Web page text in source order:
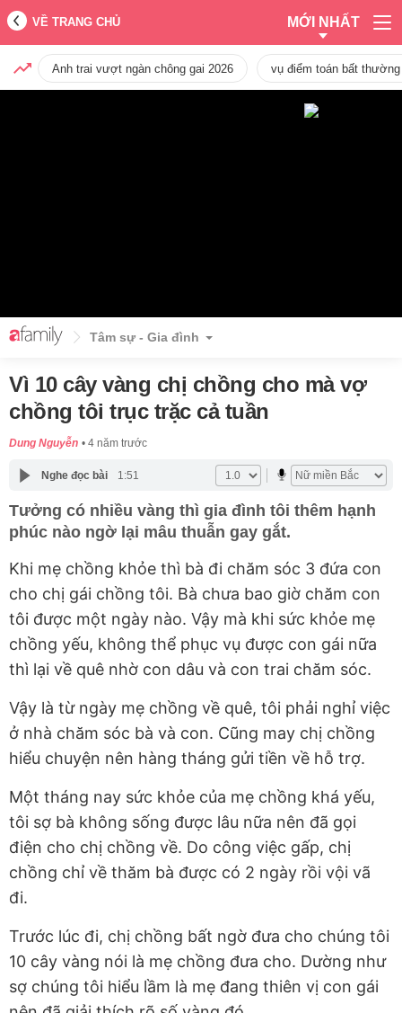
VỀ TRANG CHỦ MỚI NHẤT
Anh trai vượt ngàn chông gai 2026 vụ điểm toán bất
Tâm sự - Gia đình
Vì 10 cây vàng chị chồng cho mà vợ
chồng tôi trục trặc cả tuần
Dung Nguyễn 4 năm trước
Nghe đọc bài 1:51
Tưởng có nhiều vàng thì gia đình tôi thêm hạnh
phúc nào ngờ lại mâu thuẫn gay gắt.
Khi mẹ chồng khỏe thì bà đi chăm sóc 3 đứa con
cho chị gái chồng tôi. Bà chưa bao giờ chăm con
tôi được một ngày nào. Vậy mà khi sức khỏe mẹ
chồng yếu, không thể phục vụ được con gái nữa
thì lại về quê nhờ con dâu và con trai chăm sóc.
Vậy là từ ngày mẹ chồng về quê, tôi phải nghỉ việc
ở nhà chăm sóc bà và con. Cũng may chị chồng
hiểu chuyện nên hàng tháng gửi tiền về hỗ trợ.
Một tháng nay sức khỏe của mẹ chồng khá yếu,
tôi sợ bà không sống được lâu nữa nên đã gọi
điện cho chị chồng về. Do công việc gấp, chị
chồng chỉ về thăm bà được có 2 ngày rồi vội vã
đi.
Trước lúc đi, chị chồng bất ngờ đưa cho chúng tôi
10 cây vàng nói là mẹ chồng đưa cho. Dường như
sợ chúng tôi hiểu lầm là mẹ đang thiên vị con gái